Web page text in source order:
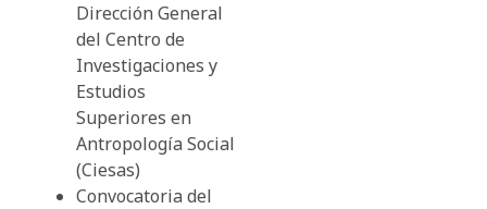
Dirección General
del Centro de
Investigaciones y
Estudios
Superiores en
Antropología Social
(Ciesas)
Convocatoria del